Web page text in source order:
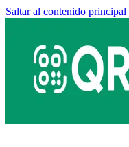
Saltar al contenido principal